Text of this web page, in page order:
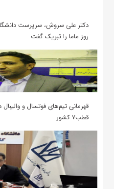
دکتر علی سروش، سرپرست
روز ماما را تبریک گفت
قهرمانی تیم‌های فوتسال و
قطب۷ کشور